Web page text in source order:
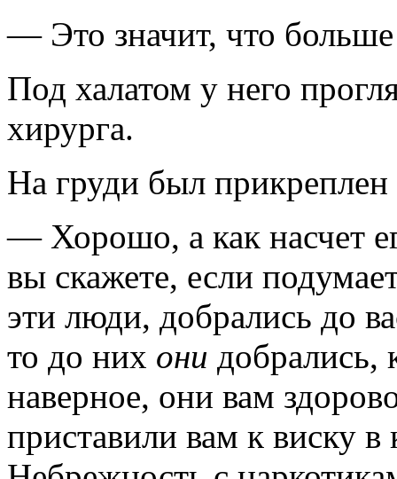
— Это значит, что больше
Под халатом у него
хирурга.
На груди был
— Хорошо, а как насчет
вы скажете, если
эти люди, добрались до
то до них они добрались,
на­верное, они вам
приставили вам к виску в